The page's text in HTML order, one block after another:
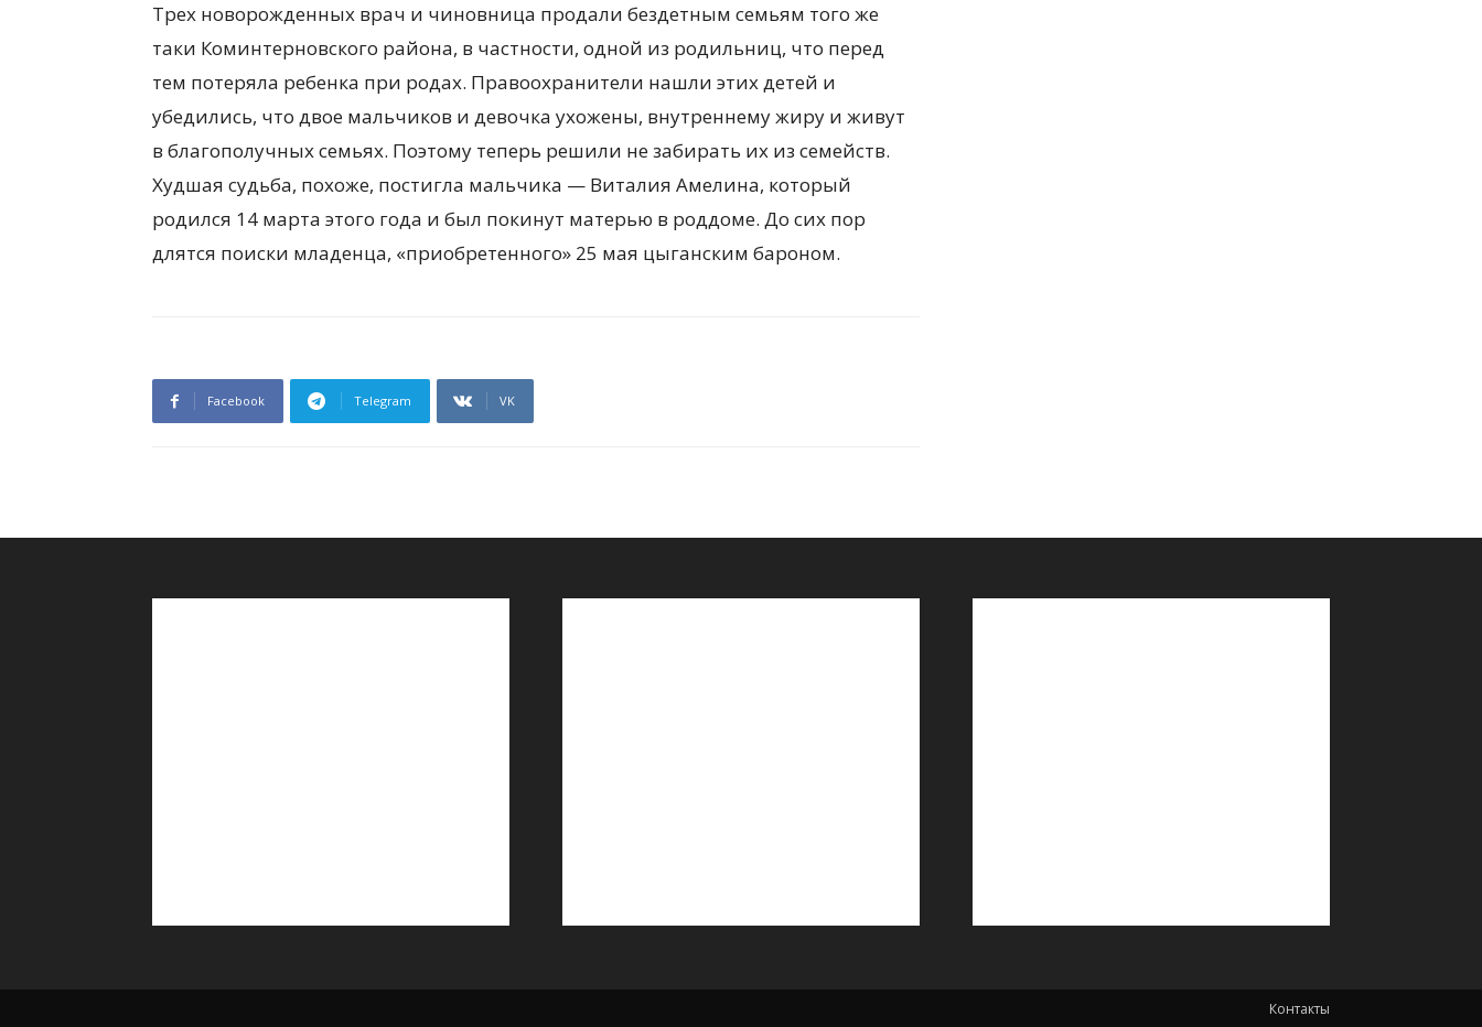
Трех новорожденных врач и чиновница продали бездетным семьям того же
таки Коминтерновского района, в частности, одной из родильниц, что перед
тем потеряла ребенка при родах. Правоохранители нашли этих детей и
убедились, что двое мальчиков и девочка ухожены, внутреннему жиру и живут
в благополучных семьях. Поэтому теперь решили не забирать их из семейств.
Худшая судьба, похоже, постигла мальчика — Виталия Амелина, который
родился 14 марта этого года и был покинут матерью в роддоме. До сих пор
длятся поиски младенца, «приобретенного» 25 мая цыганским бароном.
Facebook Telegram VK
Контакты